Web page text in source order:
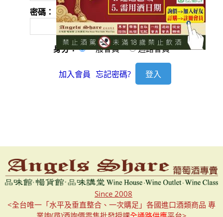
密碼：
身分： 一般會員 通路會員
加入會員 忘記密碼?
Since 2008
<全台唯一「水平及垂直整合、一次購足」各國進口酒類商品 專